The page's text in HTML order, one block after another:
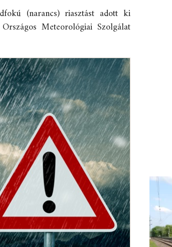
(narancs) riasztást adott ki
Meteorológiai Szolgálat